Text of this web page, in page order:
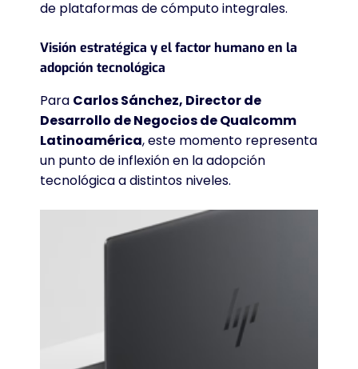
de plataformas de cómputo integrales.
Visión estratégica y el factor humano en la
adopción tecnológica
Para Carlos Sánchez, Director de
Desarrollo de Negocios de Qualcomm
Latinoamérica, este momento representa
un punto de inflexión en la adopción
tecnológica a distintos niveles.